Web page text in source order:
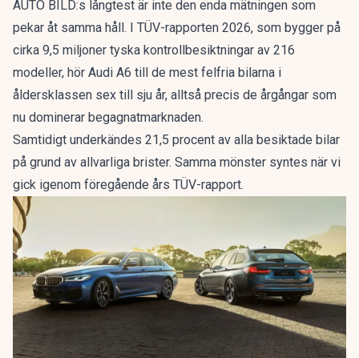
AUTO BILD:s långtest är inte den enda mätningen som
pekar åt samma håll. I TÜV-rapporten 2026, som bygger på
cirka 9,5 miljoner tyska kontrollbesiktningar av 216
modeller, hör Audi A6 till de mest felfria bilarna i
åldersklassen sex till sju år, alltså precis de årgångar som
nu dominerar begagnatmarknaden.
Samtidigt underkändes 21,5 procent av alla besiktade bilar
på grund av allvarliga brister. Samma mönster syntes när vi
gick igenom föregående års TÜV-rapport.